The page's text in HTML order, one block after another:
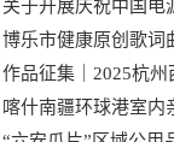
关于开展庆祝中国电
博乐市健康原创歌词
作品征集｜2025杭
喀什南疆环球港室内